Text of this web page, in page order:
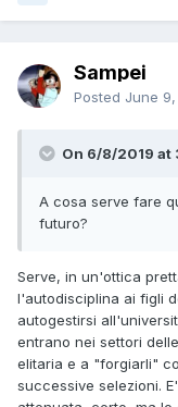
Sampei
Posted June 9,
On 6/8/2019 at
A cosa serve fare
futuro?
Serve, in un'ottica
l'autodisciplina ai figli
autogestirsi
entrano nei settori
elitaria e a "forgiarli"
successive selezioni.